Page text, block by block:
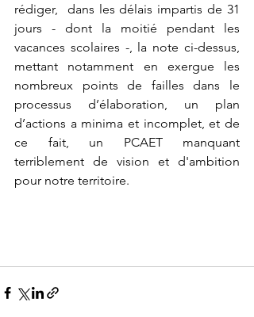
rédiger,  dans les délais impartis de 31
jours - dont la moitié pendant les
vacances scolaires -, la note ci-dessus,
mettant notamment en exergue les
nombreux points de failles dans le
processus d’élaboration, un plan
d’actions a minima et incomplet, et de
ce fait, un PCAET manquant
terriblement de vision et d'ambition
pour notre territoire.